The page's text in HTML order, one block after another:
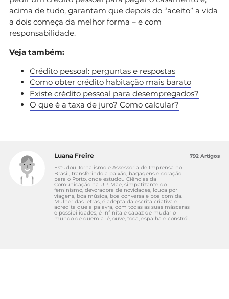
acima de tudo, garantam que depois do “aceito” a vida
a dois começa da melhor forma – e com
responsabilidade.
Veja também:
Crédito pessoal: perguntas e respostas
Como obter crédito habitação mais barato
Existe crédito pessoal para desempregados?
O que é a taxa de juro? Como calcular?
Luana Freire
Estudou Jornalismo e Assessoria de Imprensa no
Brasil, transferindo a paixão, bagagens e coração
para o Porto, onde estudou Ciências da
Comunicação na UP. Mãe, simpatizante do
feminismo, devoradora de novidades, louca por
viagens, boa música, boa conversa e boa comida.
Mulher das letras, é adepta da escrita criativa e
acredita que a palavra, com todas as suas máscaras
e possibilidades, é infinita e capaz de mudar o
mundo de quem a lê, ouve, toca, espalha e constrói.
792 Artigos